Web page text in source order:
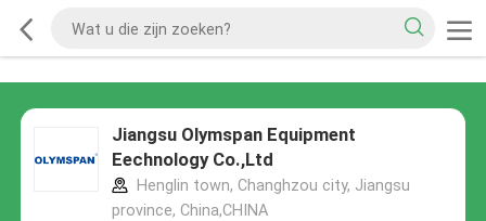
Jiangsu Olymspan Equipment
Eechnology Co.,Ltd
Henglin town, Changhzou city, Jiangsu
province, China,CHINA